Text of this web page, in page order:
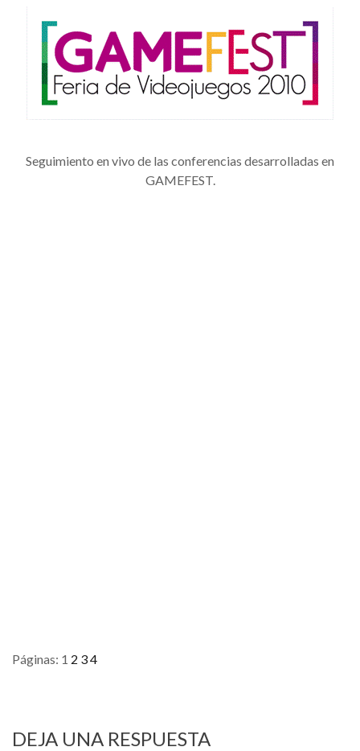
Seguimiento en vivo de las conferencias desarrolladas en
GAMEFEST.
Páginas: 1 2 34
DEJA UNA RESPUESTA